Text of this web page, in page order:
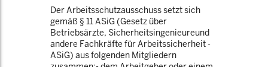
Der Arbeitsschutzausschuss setzt sich
gemäß § 11 ASiG (Gesetz über
Betriebsärzte, Sicherheitsingenieureund
andere Fachkräfte für Arbeitssicherheit -
ASiG) aus folgenden Mitgliedern